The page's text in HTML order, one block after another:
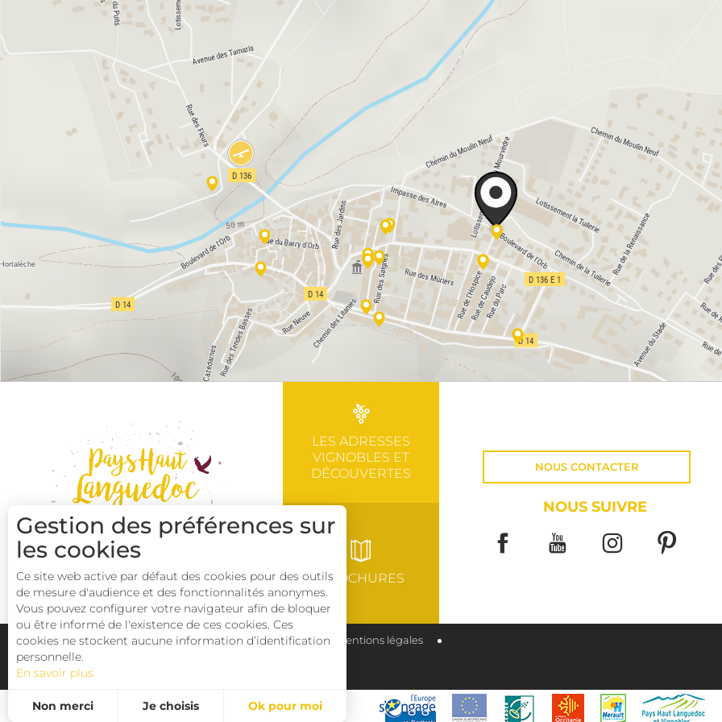
LES ADRESSES
VIGNOBLES ET
DÉCOUVERTES
BROCHURES
NOUS CONTACTER
NOUS SUIVRE
Plan du site Pays Haut Languedoc et Vignobles Mentions légales
Déclaration d'accessibilité
Gestion des préférences sur
les cookies
Ce site web active par défaut des cookies pour des outils
de mesure d'audience et des fonctionnalités anonymes.
Vous pouvez configurer votre navigateur afin de bloquer
ou être informé de l'existence de ces cookies. Ces
cookies ne stockent aucune information d’identification
personnelle.
En savoir plus
Non merci Je choisis Ok pour moi